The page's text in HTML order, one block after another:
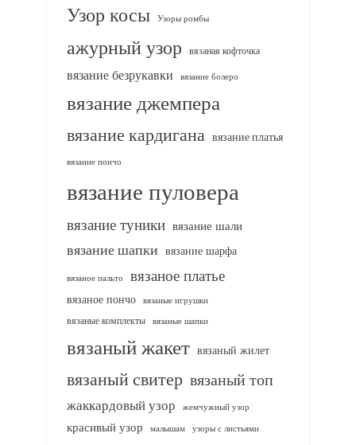
Узор косы Узоры ромбы
ажурный узор вязаная кофточка
вязание безрукавки вязание болеро
вязание джемпера
вязание кардигана вязание платья
вязание пончо
вязание пуловера
вязание туники вязание шали
вязание шапки вязание шарфа
вязаное пальто вязаное платье
вязаное пончо вязаные игрушки
вязаные комплекты
вязаные шапки
вязаный жакет вязаный жилет
вязаный свитер вязаный топ
жаккардовый узор жемчужный узор
красивый узор малышам узоры с листьями